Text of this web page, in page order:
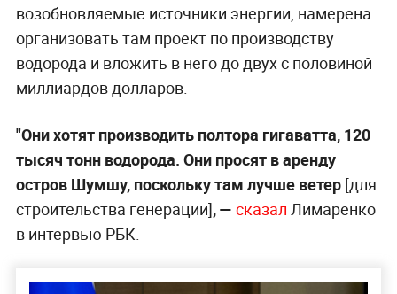
возобновляемые источники энергии, намерена
организовать там проект по производству
водорода и вложить в него до двух с половиной
миллиардов долларов.
"Они хотят производить полтора гигаватта, 120
тысяч тонн водорода. Они просят в аренду
остров Шумшу, поскольку там лучше ветер [для
строительства генерации], — сказал Лимаренко
в интервью РБК.